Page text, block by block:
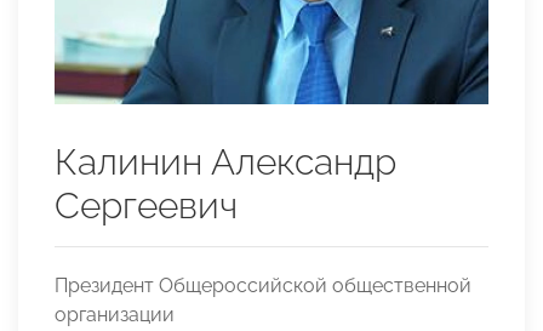
Калинин Александр
Сергеевич
Президент Общероссийской общественной
организации